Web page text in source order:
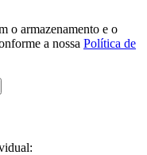
o armazenamento e o
a nossa Política de